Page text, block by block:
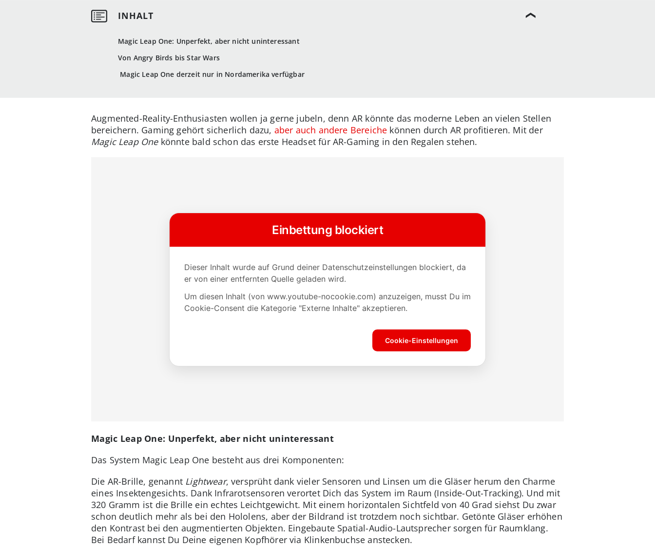
Magic Leap One: Unperfekt, aber nicht uninteressant
Von Angry Birds bis Star Wars
Magic Leap One derzeit nur in Nordamerika verfügbar
Augmented-Reality-Enthusiasten wollen ja gerne jubeln, denn AR könnte das moderne Leben an vielen Stellen
bereichern. Gaming gehört sicherlich dazu, aber auch andere Bereiche können durch AR profitieren. Mit der
Magic Leap Onekönnte bald schon das erste Headset für AR-Gaming in den Regalen stehen.
Magic Leap One: Unperfekt, aber nicht uninteressant
Das System Magic Leap One besteht aus drei Komponenten:
Die AR-Brille, genannt Lightwear, versprüht dank vieler Sensoren und Linsen um die Gläser herum den Charme
eines Insektengesichts. Dank Infrarotsensoren verortet Dich das System im Raum (Inside-Out-Tracking). Und mit
320 Gramm ist die Brille ein echtes Leichtgewicht. Mit einem horizontalen Sichtfeld von 40 Grad siehst Du zwar
schon deutlich mehr als bei den Hololens, aber der Bildrand ist trotzdem noch sichtbar. Getönte Gläser erhöhen
den Kontrast bei den augmentierten Objekten. Eingebaute Spatial-Audio-Lautsprecher sorgen für Raumklang.
Bei Bedarf kannst Du Deine eigenen Kopfhörer via Klinkenbuchse anstecken.